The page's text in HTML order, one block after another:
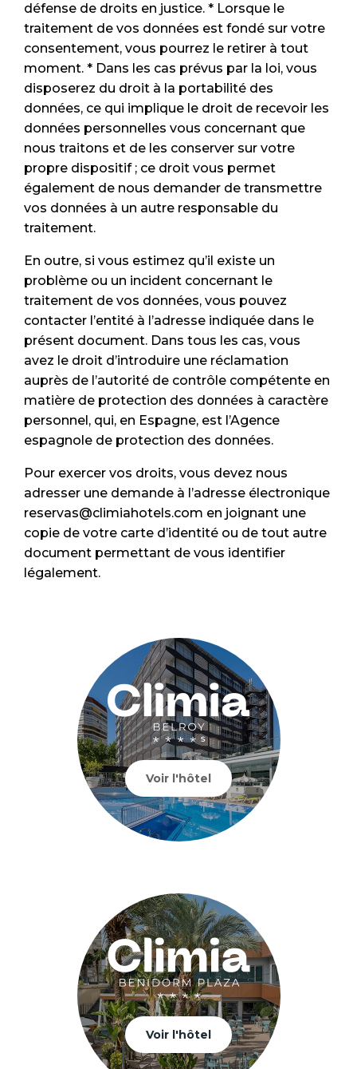
défense de droits en justice. * Lorsque le
traitement de vos données est fondé sur votre
consentement, vous pourrez le retirer à tout
moment. * Dans les cas prévus par la loi, vous
disposerez du droit à la portabilité des
données, ce qui implique le droit de recevoir les
données personnelles vous concernant que
nous traitons et de les conserver sur votre
propre dispositif ; ce droit vous permet
également de nous demander de transmettre
vos données à un autre responsable du
traitement.
En outre, si vous estimez qu’il existe un
problème ou un incident concernant le
traitement de vos données, vous pouvez
contacter l’entité à l’adresse indiquée dans le
présent document. Dans tous les cas, vous
avez le droit d’introduire une réclamation
auprès de l’autorité de contrôle compétente en
matière de protection des données à caractère
personnel, qui, en Espagne, est l’Agence
espagnole de protection des données.
Pour exercer vos droits, vous devez nous
adresser une demande à l’adresse électronique
reservas@climiahotels.com en joignant une
copie de votre carte d’identité ou de tout autre
document permettant de vous identifier
légalement.
Voir l'hôtel
Voir l'hôtel